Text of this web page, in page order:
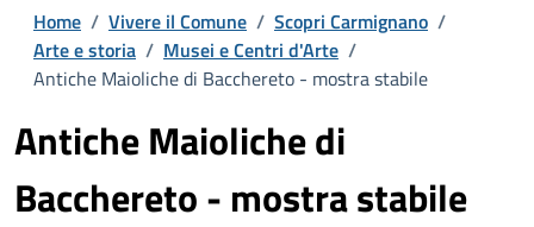
Home / Vivere il Comune / Scopri Carmignano /
Arte e storia / Musei e Centri d'Arte /
Antiche Maioliche di Bacchereto - mostra stabile
Antiche Maioliche di
Bacchereto - mostra stabile